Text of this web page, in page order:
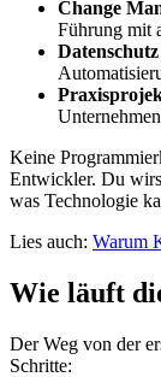
Change
Führung mit
Keine
Entwickler. Du
was Technologie
Lies auch: Warum
Wie läuft
Der Weg von der
Schritte: